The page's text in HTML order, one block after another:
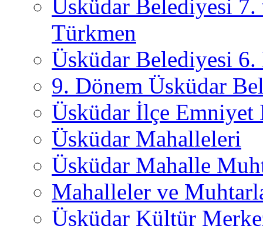
Üsküdar Belediyesi
Türkmen
Üsküdar Belediyesi 6.
9. Dönem Üsküdar
Üsküdar İlçe
Üsküdar Mahalleleri
Üsküdar Mahalle
Mahalleler ve
Üsküdar Kültür